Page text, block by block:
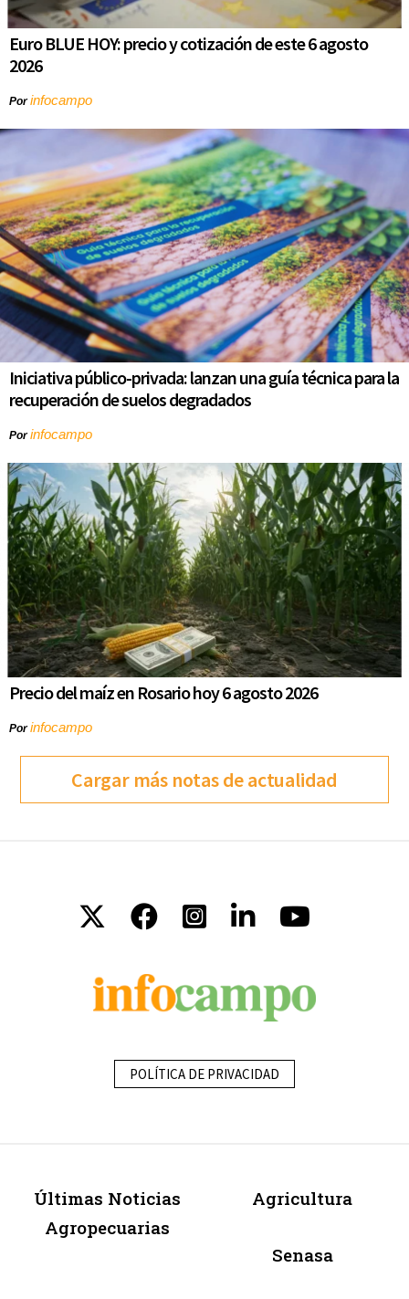
Euro BLUE HOY: precio y cotización de este 6 agosto
2026
Porinfocampo
Iniciativa público-privada: lanzan una guía técnica para la
recuperación de suelos degradados
Porinfocampo
Precio del maíz en Rosario hoy 6 agosto 2026
Porinfocampo
Cargar más notas de actualidad
POLÍTICA DE PRIVACIDAD
Últimas Noticias
Agropecuarias
Agricultura
Senasa